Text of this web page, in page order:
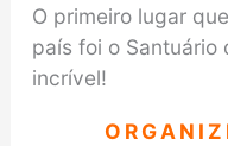
O primeiro lugar
país foi o Santuário
incrível!